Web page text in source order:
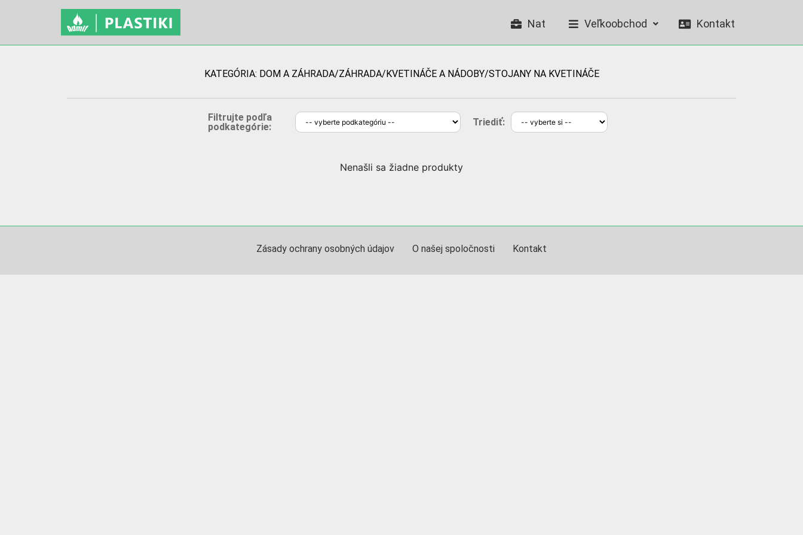
Nat Veľkoobchod Kontakt
KATEGÓRIA: DOM A ZÁHRADA/ZÁHRADA/KVETINÁČE A NÁDOBY/STOJANY NA KVETINÁČE
Filtrujte podľa
podkategórie:
Triediť:
Nenašli sa žiadne produkty
Zásady ochrany osobných údajov O našej spoločnosti Kontakt